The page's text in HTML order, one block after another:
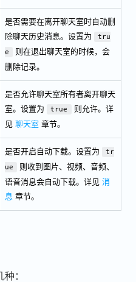
是否需要在离开聊天室时自动删
除聊天历史消息。设置为
tru
e
则在退出聊天室的时候，会
删除记录。
是否允许聊天室所有者离开聊天
室。设置为
true
则允许。详
见 聊天室 章节。
是否开启自动下载。设置为
tr
ue
则收到图片、视频、音频、
语音消息会自动下载。详见 消
息 章节。
：